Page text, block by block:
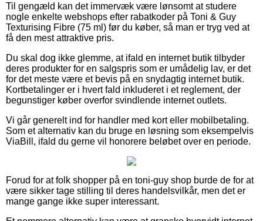
Til gengæld kan det immervæk være lønsomt at studere
nogle enkelte webshops efter rabatkoder på Toni & Guy
Texturising Fibre (75 ml) før du køber, så man er tryg ved at
få den mest attraktive pris.
Du skal dog ikke glemme, at ifald en internet butik tilbyder
deres produkter for en salgspris som er umådelig lav, er det
for det meste være et bevis på en snydagtig internet butik.
Kortbetalinger er i hvert fald inkluderet i et reglement, der
begunstiger køber overfor svindlende internet outlets.
Vi går generelt ind for handler med kort eller mobilbetaling.
Som et alternativ kan du bruge en løsning som eksempelvis
ViaBill, ifald du gerne vil honorere beløbet over en periode.
Forud for at folk shopper på en toni-guy shop burde de for at
være sikker tage stilling til deres handelsvilkår, men det er
mange gange ikke super interessant.